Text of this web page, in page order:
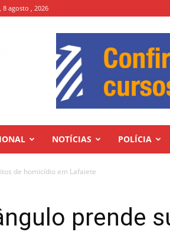
8 agosto , 2026
NOTÍCIAS POLÍCIA
de homicídio em Lafaiete
prende